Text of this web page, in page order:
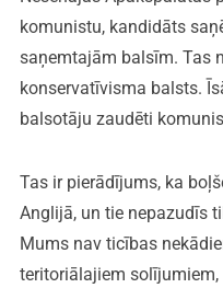
komunistu, kandidāts
saņemtajām balsīm. Tas
konservatīvisma balsts.
balsotāju zaudēti
Tas ir pierādījums, ka
Anglijā, un tie nepazudīs
Mums nav ticības
teritoriālajiem